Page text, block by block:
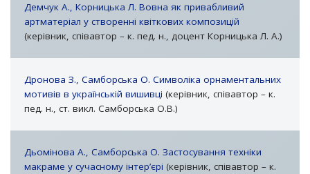
Демчук А., Корницька Л. Вовна як привабливий
артматеріал у створенні квіткових композицій
(керівник, співавтор – к. пед. н., доцент Корницька Л. А.)
Дронова З., Самборська О. Символіка орнаментальних
мотивів в українській вишивці (керівник, співавтор – к.
пед. н., ст. викл. Самборська О.В.)
Дьомінова А., Самборська О. Застосування техніки
макраме у сучасному інтер’єрі (керівник, співавтор – к.